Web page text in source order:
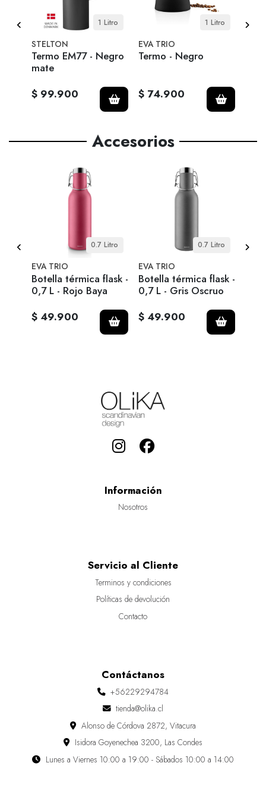
1 Litro
STELTON
Termo EM77 - Negro
mate
$ 99.900
1 Litro
EVA TRIO
Termo - Negro
$ 74.900
Accesorios
0.7 Litro
EVA TRIO
Botella térmica flask -
0,7 L - Rojo Baya
$ 49.900
0.7 Litro
EVA TRIO
Botella térmica flask -
0,7 L - Gris Oscruo
$ 49.900
Información
Nosotros
Servicio al Cliente
Terminos y condiciones
Políticas de devolución
Contacto
Contáctanos
+56229294784
tienda@olika.cl
Alonso de Córdova 2872, Vitacura
Isidora Goyenechea 3200, Las Condes
Lunes a Viernes 10:00 a 19:00 - Sábados 10:00 a 14:00